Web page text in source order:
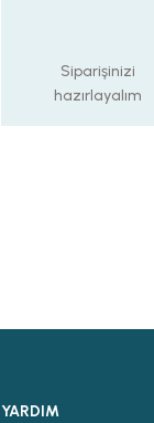
Siparişinizi
hazırlayalım
YARDIM